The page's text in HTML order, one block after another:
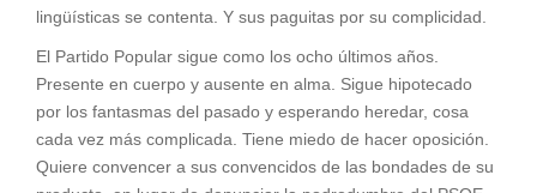
lingüísticas se contenta. Y sus paguitas por su complicidad.
El Partido Popular sigue como los ocho últimos años.
Presente en cuerpo y ausente en alma. Sigue hipotecado
por los fantasmas del pasado y esperando heredar, cosa
cada vez más complicada. Tiene miedo de hacer oposición.
Quiere convencer a sus convencidos de las bondades de su